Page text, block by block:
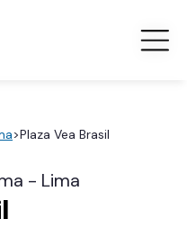
>Plaza Vea Brasil
- Lima